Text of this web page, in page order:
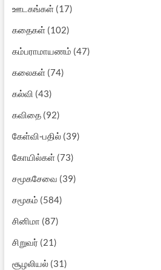
ஊடகங்கள்(17)
கதைகள்(102)
கம்பராமாயணம் (47)
கலைகள்(74)
கல்வி (43)
கவிதை(92)
கேள்வி-பதில்(39)
கோயில்கள்(73)
சமூகசேவை (39)
சமூகம் (584)
சினிமா (87)
சிறுவர் (21)
சூழலியல்(31)